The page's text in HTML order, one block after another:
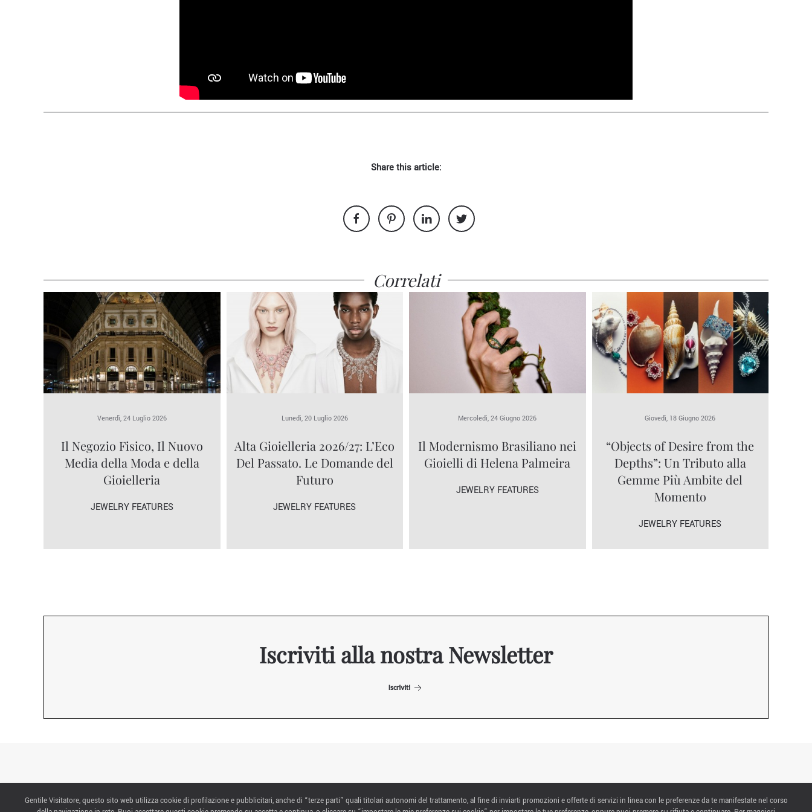
Share this article:
Correlati
Venerdì, 24 Luglio 2026
Il Negozio Fisico, Il Nuovo
Media della Moda e della
Gioielleria
JEWELRY FEATURES
Lunedì, 20 Luglio 2026
Alta Gioielleria 2026/27: L’Eco
Del Passato. Le Domande del
Futuro
JEWELRY FEATURES
Mercoledì, 24 Giugno 2026
Il Modernismo Brasiliano nei
Gioielli di Helena Palmeira
JEWELRY FEATURES
Giovedì, 18 Giugno 2026
“Objects of Desire from the
Depths”: Un Tributo alla
Gemme Più Ambite del
Momento
JEWELRY FEATURES
Iscriviti alla nostra Newsletter
Iscriviti
CONTATTI
Via Emilia 155, 47921 Rimini,
Gentile Visitatore, questo sito web utilizza cookie di profilazione e pubblicitari, anche di “terze parti” quali titolari autonomi del trattamento, al fine di inviarti promozioni e offerte di servizi in linea con le preferenze da te manifestate nel corso